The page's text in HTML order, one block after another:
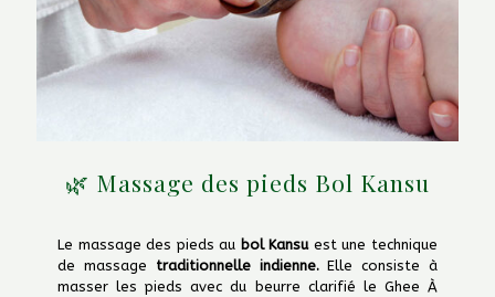
🌿 Massage des pieds Bol Kansu
Le massage des pieds au bol Kansuest une technique
de massage traditionnelle indienne.Elle consiste à
masser les pieds avec du beurre clarifié le Ghee À